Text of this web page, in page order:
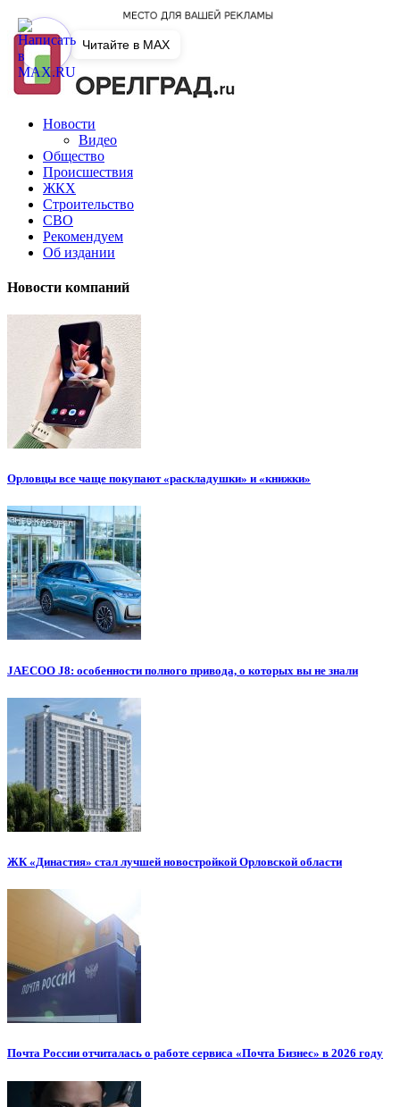
Новости
Видео
Общество
Происшествия
ЖКХ
Строительство
СВО
Рекомендуем
Об издании
Новости компаний
Орловцы все чаще покупают «раскладушки» и «книжки»
JAECOO J8: особенности полного привода, о которых вы не знали
ЖК «Династия» стал лучшей новостройкой Орловской области
Почта России отчиталась о работе сервиса «Почта Бизнес» в 2026 году
Читайте в MAX